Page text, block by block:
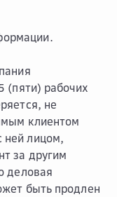
(пяти) рабочих
не
клиентом
ней лицом,
за другим
деловая
быть продлен